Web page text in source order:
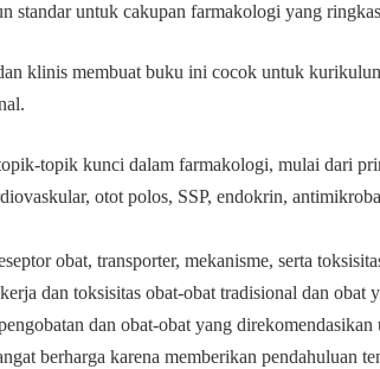
standar untuk cakupan farmakologi yang
klinis membuat buku ini cocok untuk
topik kunci dalam farmakologi, mulai dari
otot polos, SSP, endokrin,
obat, transporter, mekanisme, serta
dan toksisitas obat-obat tradisional dan obat
dan obat-obat yang
berharga karena memberikan pendahuluan